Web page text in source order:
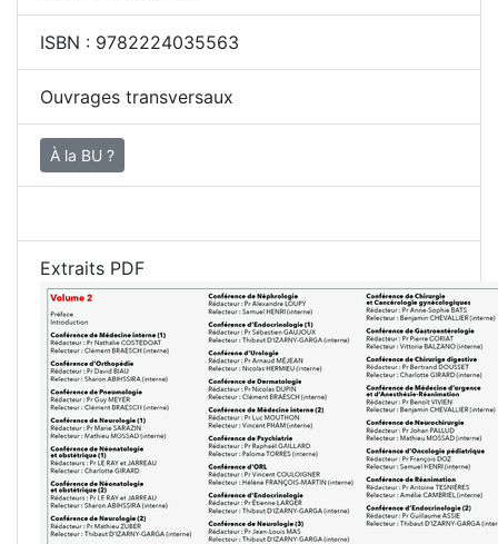
ISBN : 9782224035563
Ouvrages transversaux
À la BU ?
Extraits PDF